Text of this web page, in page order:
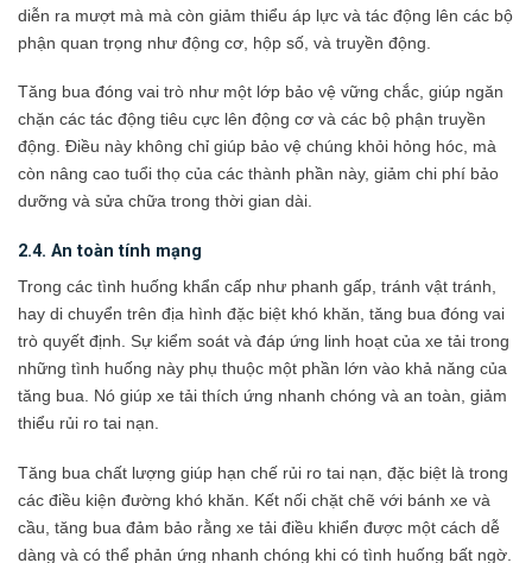
diễn ra mượt mà mà còn giảm thiểu áp lực và tác động lên các bộ
phận quan trọng như động cơ, hộp số, và truyền động.
Tăng bua đóng vai trò như một lớp bảo vệ vững chắc, giúp ngăn
chặn các tác động tiêu cực lên động cơ và các bộ phận truyền
động. Điều này không chỉ giúp bảo vệ chúng khỏi hỏng hóc, mà
còn nâng cao tuổi thọ của các thành phần này, giảm chi phí bảo
dưỡng và sửa chữa trong thời gian dài.
2.4. An toàn tính mạng
Trong các tình huống khẩn cấp như phanh gấp, tránh vật tránh,
hay di chuyển trên địa hình đặc biệt khó khăn, tăng bua đóng vai
trò quyết định. Sự kiểm soát và đáp ứng linh hoạt của xe tải trong
những tình huống này phụ thuộc một phần lớn vào khả năng của
tăng bua. Nó giúp xe tải thích ứng nhanh chóng và an toàn, giảm
thiểu rủi ro tai nạn.
Tăng bua chất lượng giúp hạn chế rủi ro tai nạn, đặc biệt là trong
các điều kiện đường khó khăn. Kết nối chặt chẽ với bánh xe và
cầu, tăng bua đảm bảo rằng xe tải điều khiển được một cách dễ
dàng và có thể phản ứng nhanh chóng khi có tình huống bất ngờ.